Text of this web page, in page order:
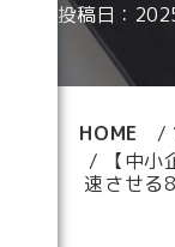
投稿日：
HOME
【中
速させる